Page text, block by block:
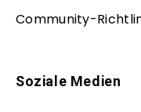
Community-
Soziale Medien